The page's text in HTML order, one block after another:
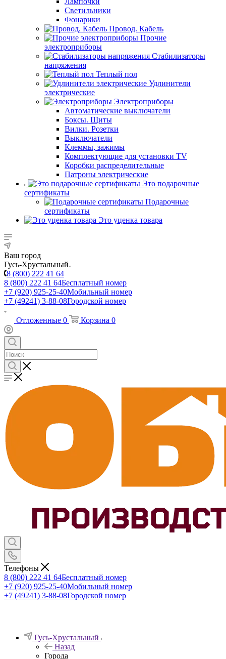
Светильники
Фонарики
Провод. Кабель
Прочие
электроприборы
Стабилизаторы
напряжения
Теплый пол
Удлинители
электрические
Электроприборы
Автоматические выключатели
Боксы. Щиты
Вилки. Розетки
Выключатели
Клеммы, зажимы
Комплектующие для установки TV
Коробки распределительные
Патроны электрические
Это подарочные
сертификаты
Подарочные
сертификаты
Это уценка товара
Ваш город
Гусь-Хрустальный
8 (800) 222 41 64
8 (800) 222 41 64Бесплатный номер
+7 (920) 925-25-40Мобильный номер
+7 (49241) 3-88-08Городской номер
Отложенные 0 Корзина 0
Телефоны
8 (800) 222 41 64Бесплатный номер
+7 (920) 925-25-40Мобильный номер
+7 (49241) 3-88-08Городской номер
Гусь-Хрустальный
Назад
Города